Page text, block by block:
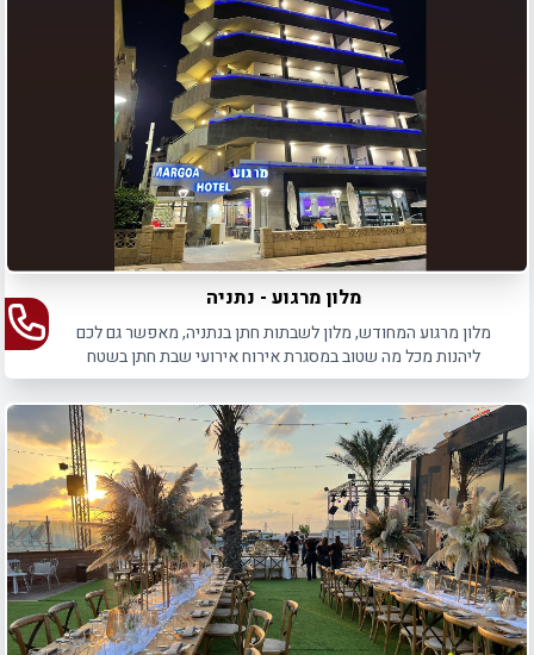
מלון מרגוע - נתניה
מלון מרגוע המחודש, מלון לשבתות חתן בנתניה, מאפשר גם לכם
ליהנות מכל מה שטוב במסגרת אירוח אירועי שבת חתן בשטח
המלון.